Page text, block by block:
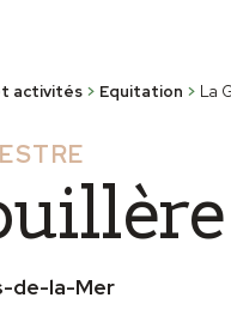
activités> Equitation > La
de-la-Mer